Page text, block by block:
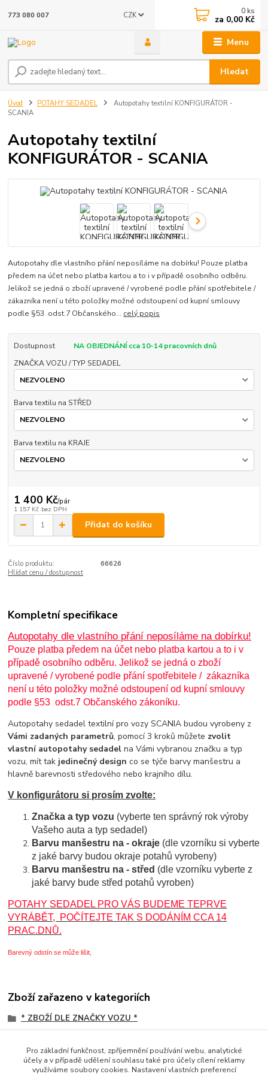
Menu
CZK
Hledat
773 080 007 0 ks
za 0,00 Kč
Úvod POTAHY SEDADEL
Autopotahy textilní KONFIGURÁTOR -
SCANIA
Autopotahy textilní
KONFIGURÁTOR - SCANIA
Autopotahy dle vlastního přání neposíláme na dobírku! Pouze platba
předem na účet nebo platba kartou a to i v případě osobního odběru.
Jelikož se jedná o zboží upravené / vyrobené podle přání spotřebitele /
zákazníka není u této položky možné odstoupení od kupní smlouvy
podle §53 odst.7 Občanského... celý popis
Dostupnost
NA OBJEDNÁNÍ cca 10-14 pracovních dnů
ZNAČKA VOZU / TYP SEDADEL
Barva textilu na STŘED
Barva textilu na KRAJE
1 400 Kč/pár
1 157 Kč bez DPH
Přidat do košíku
Číslo produktu:
66626
Hlídat cenu / dostupnost
Kompletní specifikace
Autopotahy dle vlastního přání neposíláme na dobírku!
Pouze platba předem na účet nebo platba kartou a to i v
případě osobního odběru. Jelikož se jedná o zboží
upravené / vyrobené podle přání spotřebitele / zákazníka
není u této položky možné odstoupení od kupní smlouvy
podle §53 odst.7 Občanského zákoníku.
Autopotahy sedadel textilní pro vozy SCANIA budou vyrobeny z
Vámi zadaných parametrů, pomocí 3 kroků můžete zvolit
vlastní autopotahy sedadel na Vámi vybranou značku a typ
vozu, mít tak jedinečný design co se týče barvy manšestru a
hlavně barevnosti středového nebo krajního dílu.
V konfigurátoru si prosím zvolte:
Značka a typ vozu (vyberte ten správný rok výroby
Vašeho auta a typ sedadel)
Barvu manšestru na - okraje (dle vzorníku si vyberte
z jaké barvy budou okraje potahů vyrobeny)
Barvu manšestru na - střed (dle vzorníku vyberte z
jaké barvy bude střed potahů vyroben)
POTAHY SEDADEL PRO VÁS BUDEME TEPRVE
VYRÁBĚT, POČÍTEJTE TAK S DODÁNÍM CCA 14
PRAC.DNŮ.
Barevný odstín se může lišit,
Zboží zařazeno v kategoriích
* ZBOŽÍ DLE ZNAČKY VOZU *
Scania
Pro základní funkčnost, zpříjemnění používání webu, analytické
účely a v případě udělení souhlasu také pro účely cílení reklamy
využíváme soubory cookies. Nastavení vlastních preferencí